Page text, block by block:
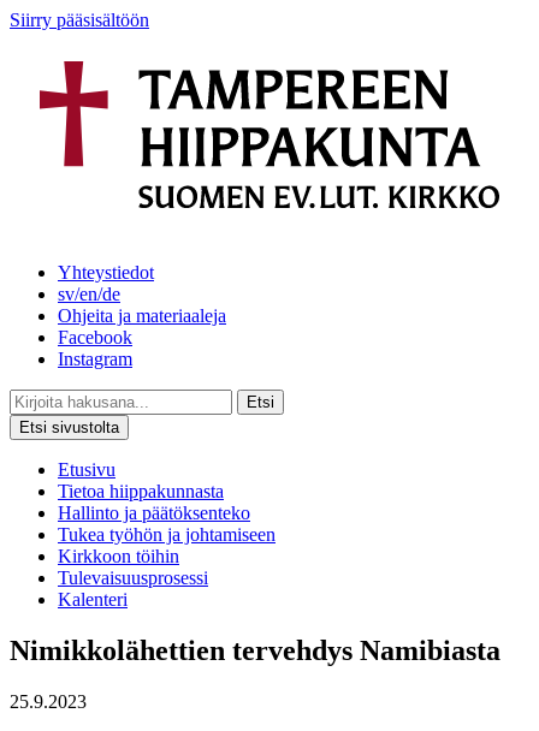
Siirry pääsisältöön
Yhteystiedot
sv/en/de
Ohjeita ja materiaaleja
Facebook
Instagram
Etsi
Etsi sivustolta
Etusivu
Tietoa hiippakunnasta
Hallinto ja päätöksenteko
Tukea työhön ja johtamiseen
Kirkkoon töihin
Tulevaisuusprosessi
Kalenteri
Nimikkolähettien tervehdys Namibiasta
25.9.2023